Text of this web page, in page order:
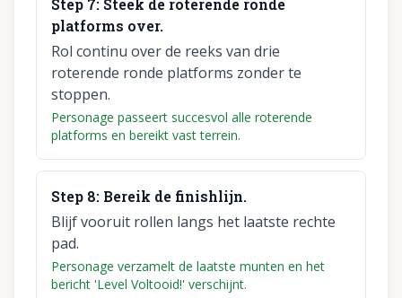
Step 7: Steek de roterende ronde
platforms over.
Rol continu over de reeks van drie
roterende ronde platforms zonder te
stoppen.
Personage passeert succesvol alle roterende
platforms en bereikt vast terrein.
Step 8: Bereik de finishlijn.
Blijf vooruit rollen langs het laatste rechte
pad.
Personage verzamelt de laatste munten en het
bericht 'Level Voltooid!' verschijnt.